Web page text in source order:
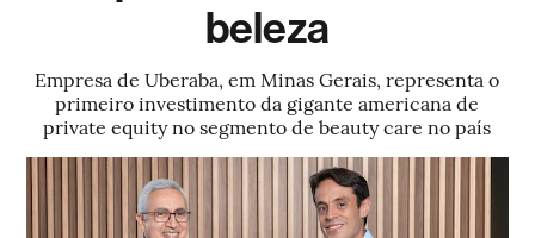
beleza
Empresa de Uberaba, em Minas Gerais, representa o
primeiro investimento da gigante americana de
private equity no segmento de beauty care no país